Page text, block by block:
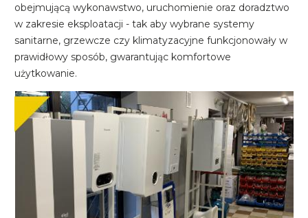
obejmującą wykonawstwo, uruchomienie oraz doradztwo
w zakresie eksploatacji - tak aby wybrane systemy
sanitarne, grzewcze czy klimatyzacyjne funkcjonowały w
prawidłowy sposób, gwarantując komfortowe
użytkowanie.
Image